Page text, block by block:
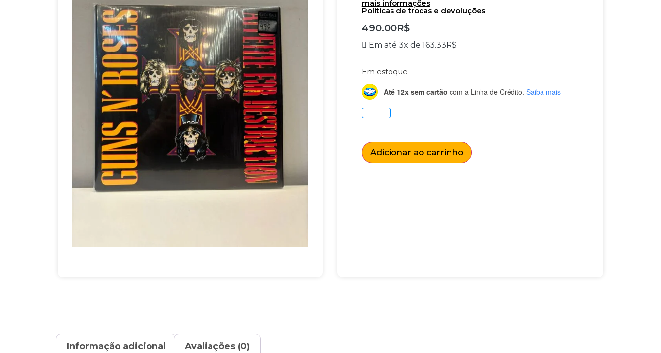
mais informações
Politicas de trocas e devoluções
490.00R$
Em até 3x de 163.33 R$
Em estoque
Até 12x sem cartão com a Linha de Crédito. Saiba mais
Adicionar ao carrinho
Informação adicional Avaliações (0)